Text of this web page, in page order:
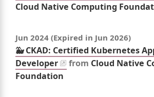
Cloud Native Computing
Jun 2024 (Expired in Jun 2026)
🐳 CKAD: Certified Kubernetes
Developer
from Cloud Native
Foundation